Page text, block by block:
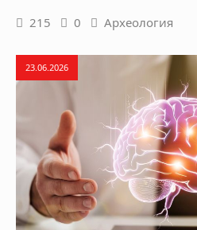
215 0 Археология
23.06.2026